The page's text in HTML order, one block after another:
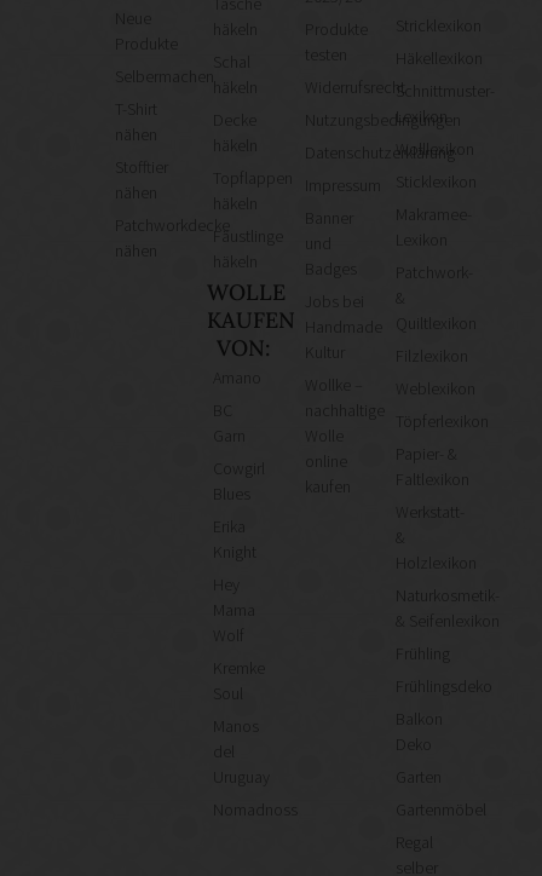
Neue
Produkte
Selbermachen
T-Shirt
Stofftier
Patchworkdecke
häkeln
häkeln
Topflappen
häkeln
Fäustlinge
häkeln
WOLLE
KAUFEN
VON:
Cowgirl
Knight
Mama
Wolf
Kremke
Manos
Uruguay
Nomadnoss
Produkte
testen
Widerrufsrecht
Nutzungsbedingungen
Datenschutzerklärung
Kultur
Wollke –
nachhaltige
kaufen
Stricklexikon
Häkellexikon
Schnittmuster-
Lexikon
Wolllexikon
Sticklexikon
Makramee-
Lexikon
Patchwork-
&
Quiltlexikon
Filzlexikon
Weblexikon
Töpferlexikon
Papier- &
Faltlexikon
Werkstatt-
&
Holzlexikon
Naturkosmetik-
& Seifenlexikon
Frühling
Frühlingsdeko
Deko
Garten
Gartenmöbel
Regal